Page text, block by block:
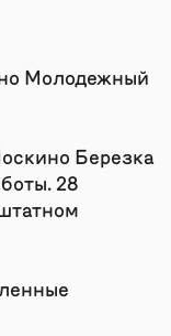
Молодежный
Березка
28